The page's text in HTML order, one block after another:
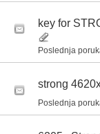
key for
Poslednja
strong
Poslednja